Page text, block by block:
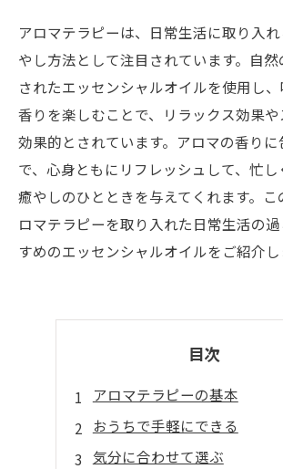
アロマテラピーは、日常生活に取り入
やし方法として注目されています。自
されたエッセンシャルオイルを使用し
香りを楽しむことで、リラックス効果
効果的とされています。アロマの香り
で、心身ともにリフレッシュして、忙
癒やしのひとときを与えてくれます。
ロマテラピーを取り入れた日常生活の
すめのエッセンシャルオイルをご紹介し
目次
アロマテラピーの基本
おうちで手軽にできる
気分に合わせて選ぶ